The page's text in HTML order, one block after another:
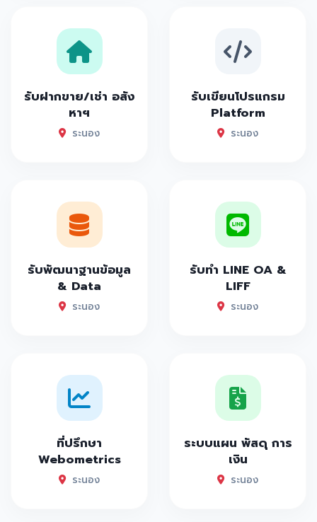
รับฝากขาย/เช่า อสัง
หาฯ
ระนอง
รับเขียนโปรแกรม
Platform
ระนอง
รับพัฒนาฐานข้อมูล
& Data
ระนอง
รับทำ LINE OA &
LIFF
ระนอง
ที่ปรึกษา
Webometrics
ระนอง
ระบบแผน พัสดุ การ
เงิน
ระนอง